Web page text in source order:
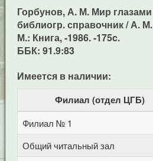
Горбунов, А. М. Мир
библиогр. справочник / А.
М.: Книга, -1986. -175c.
ББК: 91.9:83
Имеется в наличии:
Филиал (отдел ЦГБ)
Филиал № 1
Общий читальный зал